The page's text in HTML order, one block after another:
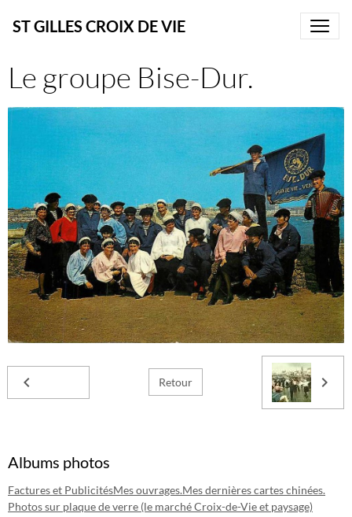
ST GILLES CROIX DE VIE
Le groupe Bise-Dur.
Retour
Albums photos
Factures et PublicitésMes ouvrages.Mes dernières cartes chinées.
Photos sur plaque de verre (le marché Croix-de-Vie et paysage)